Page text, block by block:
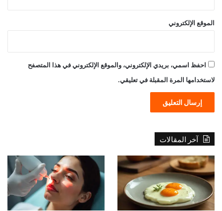
الموقع الإلكتروني
احفظ اسمي، بريدي الإلكتروني، والموقع الإلكتروني في هذا المتصفح
لاستخدامها المرة المقبلة في تعليقي.
آخر المقالات